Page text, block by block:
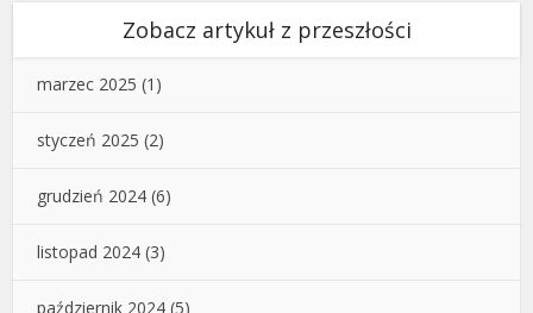
Zobacz artykuł z przeszłości
marzec 2025 (1)
styczeń 2025 (2)
grudzień 2024 (6)
listopad 2024 (3)
październik 2024 (5)